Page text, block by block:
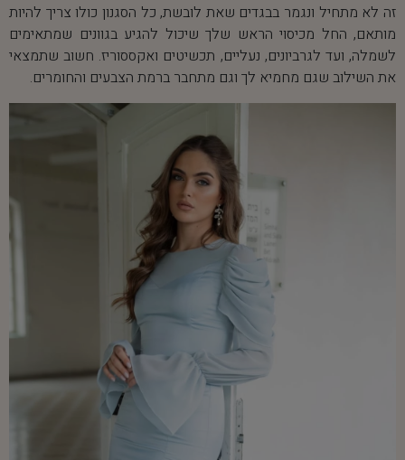
זה לא מתחיל ונגמר בבגדים שאת לובשת, כל הסגנון כולו צריך להיות
מותאם, החל מכיסוי הראש שלך שיכול להגיע בגוונים שמתאימים
לשמלה, ועד לגרביונים, נעליים, תכשיטים ואקססוריז. חשוב שתמצאי
את השילוב שגם מחמיא לך וגם מתחבר ברמת הצבעים והחומרים.